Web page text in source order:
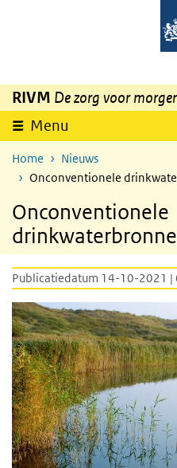
Overslaan en naar de inhoud
RIVM De zorg voor
Menu
Home
Nieuws
Onconventionele
Onconventionele
Publicatiedatum 14-10-2021 |